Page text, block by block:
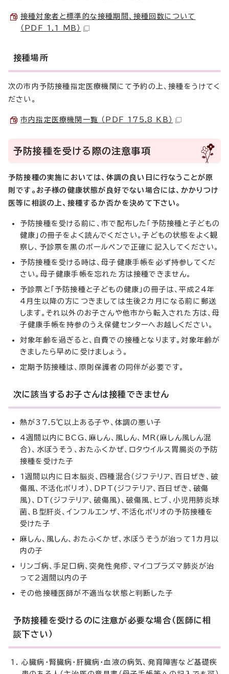
接種対象者と標準的な接種期間、接種回数について
（PDF 1.1 MB）
接種場所
次の市内予防接種指定医療機関にて予約の上、接種をうけてく
ださい。
市内指定医療機関一覧 （PDF 175.8 KB）
予防接種を受ける際の注意事項
予防接種の実施においては、体調の良い日に行なうことが原
則です。お子様の健康状態が良好でない場合には、かかりつけ
医等に相談の上、接種するか否かを決めて下さい。
予防接種を受ける前に、市で配布した「予防接種と子どもの
健康」の冊子をよく読んでください。子どもの状態をよく観
察し、予診票を黒のボールペンで正確に記入してください。
予防接種を受ける時は、母子健康手帳を必ず持参してくだ
さい。母子健康手帳を忘れた方は接種できません。
予診票と「予防接種と子どもの健康」の冊子は、平成24年
4月生以降の方につきましては生後2カ月になる前に郵送
します。それ以外のお子さんや他市から転入された方は、母
子健康手帳を持参のうえ保健センターへお越しください。
対象年齢を過ぎると、自費での接種となります。対象年齢が
きましたら早めに受けましょう。
定期予防接種は、原則保護者の同伴が必要です。
次に該当するお子さんは接種できません
熱が37.5℃以上ある子や、体調の悪い子
4週間以内にBCG、麻しん、風しん、MR(麻しん風しん混
合)、水ぼうそう、おたふくかぜ、ロタウイルス胃腸炎の予防
接種を受けた子
1週間以内に日本脳炎、四種混合（ジフテリア、百日ぜき、破
傷風、不活化ポリオ）、DPT(ジフテリア、百日ぜき、破傷
風)、DT(ジフテリア、破傷風)、破傷風、ヒブ、小児用肺炎球
菌、B型肝炎、インフルエンザ、不活化ポリオの予防接種を
受けた子
麻しん、風しん、おたふくかぜ、水ぼうそうが治って1カ月以
内の子
リンゴ病、手足口病、突発性発疹、マイコプラズマ肺炎が治
って2週間以内の子
その他接種医師が不適当な状態と判断した子
予防接種を受けるのに注意が必要な場合（医師に相
談下さい）
心臓病・腎臓病・肝臓病・血液の病気、発育障害など基礎疾